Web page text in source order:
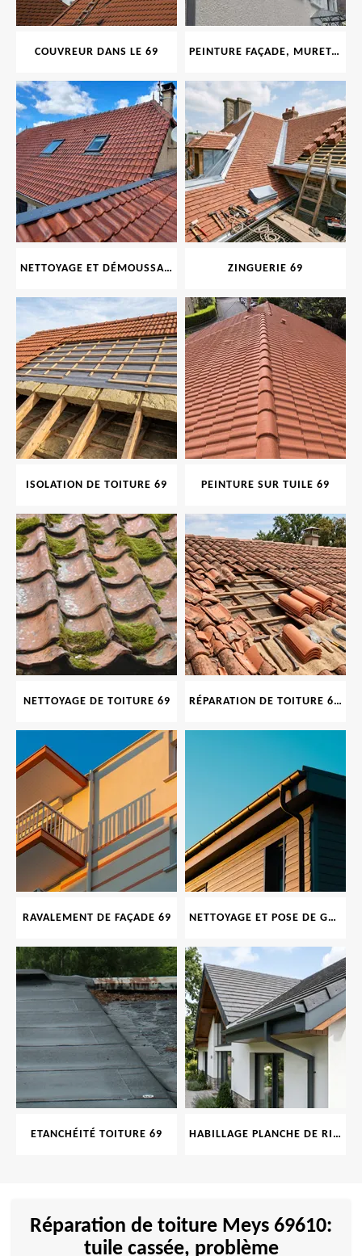
COUVREUR DANS LE 69 PEINTURE FAÇADE, MURET, TOITURE, BOISERIE, FERRONERIE, GOUTTIÈRE 69
NETTOYAGE ET DÉMOUSSAGE DE TOITURE ET FAÇADE 69 ZINGUERIE 69
ISOLATION DE TOITURE 69 PEINTURE SUR TUILE 69
NETTOYAGE DE TOITURE 69 RÉPARATION DE TOITURE 69 RHONE, TUILES CASSÉES OU ABIMÉES
RAVALEMENT DE FAÇADE 69 NETTOYAGE ET POSE DE GOUTTIÈRE 69
ETANCHÉITÉ TOITURE 69 HABILLAGE PLANCHE DE RIVE 69
Réparation de toiture Meys 69610:
tuile cassée, problème